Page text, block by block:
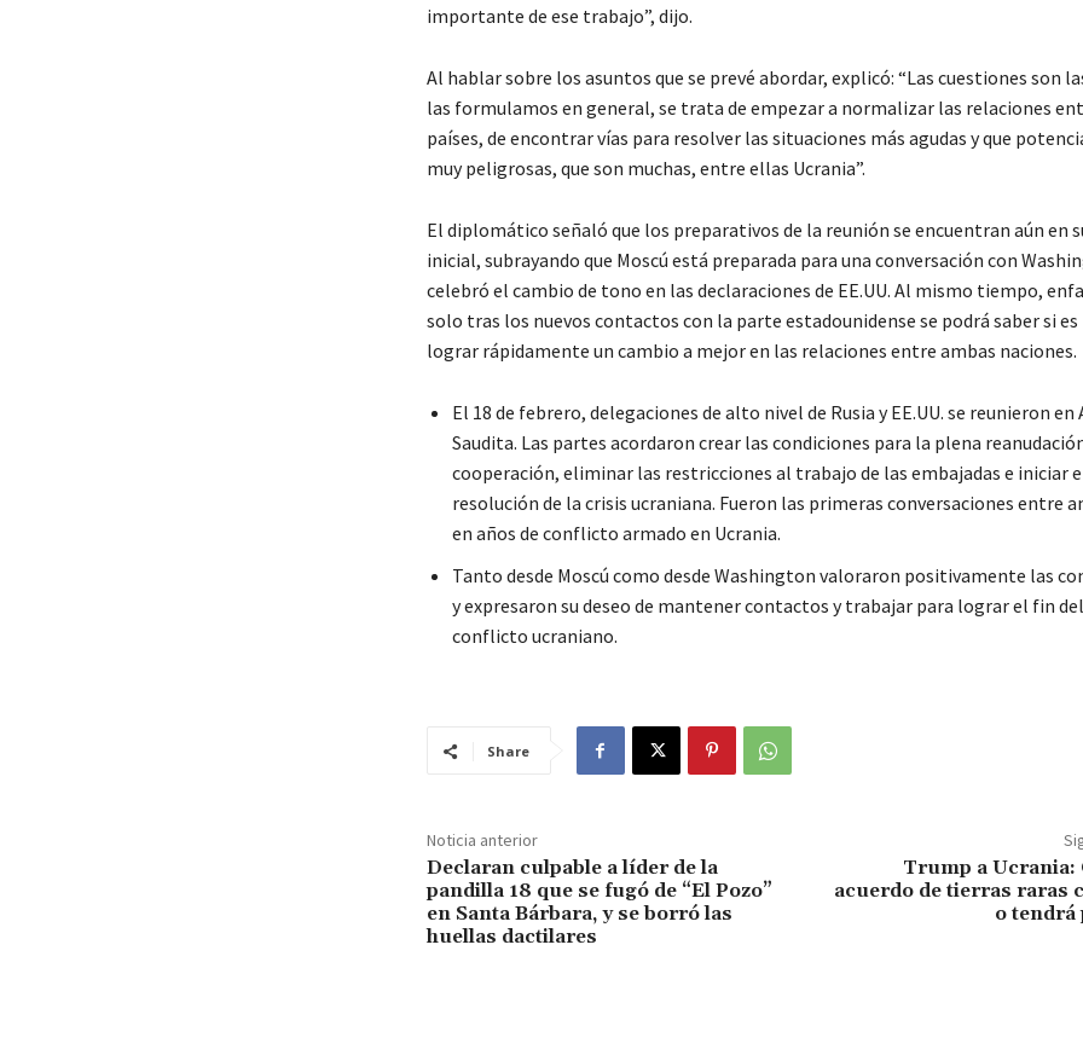
importante de ese trabajo”, dijo.
Al hablar sobre los asuntos que se prevé abordar, explicó: “Las cuestiones son
las formulamos en general, se trata de empezar a normalizar las relaciones
países, de encontrar vías para resolver las situaciones más agudas y que
muy peligrosas, que son muchas, entre ellas Ucrania”.
El diplomático señaló que los preparativos de la reunión se encuentran aún en
inicial, subrayando que Moscú está preparada para una conversación con
celebró el cambio de tono en las declaraciones de EE.UU. Al mismo tiempo,
solo tras los nuevos contactos con la parte estadounidense se podrá saber si
lograr rápidamente un cambio a mejor en las relaciones entre ambas naciones.
El 18 de febrero, delegaciones de alto nivel de Rusia y EE.UU. se reunieron en
Saudita. Las partes acordaron crear las condiciones para la plena
cooperación, eliminar las restricciones al trabajo de las embajadas e iniciar
resolución de la crisis ucraniana. Fueron las primeras conversaciones entre
en años de conflicto armado en Ucrania.
Tanto desde Moscú como desde Washington valoraron positivamente las
y expresaron su deseo de mantener contactos y trabajar para lograr el fin del
conflicto ucraniano.
Share
Noticia anterior
Declaran culpable a líder de la
pandilla 18 que se fugó de “El Pozo”
en Santa Bárbara, y se borró las
huellas dactilares
Trump a Ucrania:
acuerdo de tierras raras
o tendrá